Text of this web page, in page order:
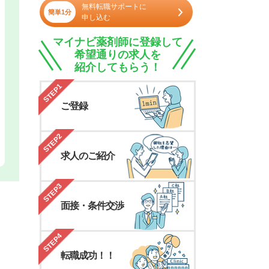
簡単1分
無料転職サポートに
申し込む
マイナビ薬剤師に登録して
希望通りの求人を
紹介してもらう！
STEP1
ご登録
STEP2
求人のご紹介
STEP3
面接・条件交渉
STEP4
転職成功！！